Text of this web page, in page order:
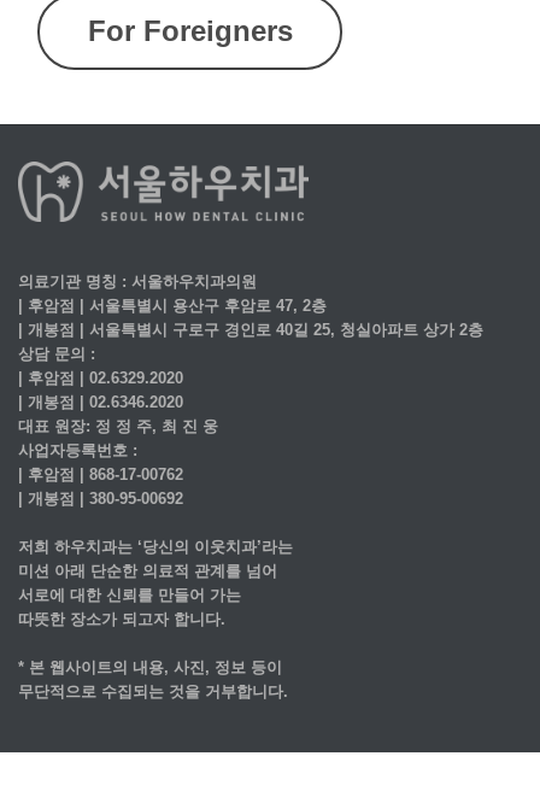
For Foreigners
의료기관 명칭 : 서울하우치과의원
| 후암점 | 서울특별시 용산구 후암로 47, 2층
| 개봉점 | 서울특별시 구로구 경인로 40길 25, 청실아파트 상가 2층
상담 문의 :
| 후암점 | 02.6329.2020
| 개봉점 | 02.6346.2020
대표 원장: 정 정 주, 최 진 웅
사업자등록번호 :
| 후암점 | 868-17-00762
| 개봉점 | 380-95-00692
저희 하우치과는 ‘당신의 이웃치과’라는
미션 아래 단순한 의료적 관계를 넘어
서로에 대한 신뢰를 만들어 가는
따뜻한 장소가 되고자 합니다.
* 본 웹사이트의 내용, 사진, 정보 등이
무단적으로 수집되는 것을 거부합니다.